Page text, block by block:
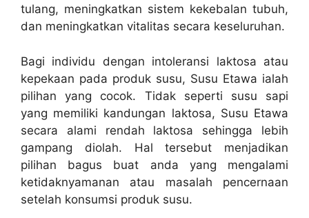
tulang, meningkatkan sistem kekebalan tubuh,
dan meningkatkan vitalitas secara keseluruhan.
Bagi individu dengan intoleransi laktosa atau
kepekaan pada produk susu, Susu Etawa ialah
pilihan yang cocok. Tidak seperti susu sapi
yang memiliki kandungan laktosa, Susu Etawa
secara alami rendah laktosa sehingga lebih
gampang diolah. Hal tersebut menjadikan
pilihan bagus buat anda yang mengalami
ketidaknyamanan atau masalah pencernaan
setelah konsumsi produk susu.